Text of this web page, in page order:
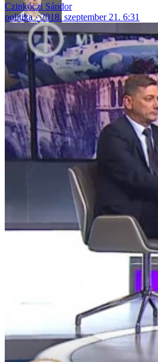
Czinkóczi Sándor
politika
2018. szeptember 21. 6:31